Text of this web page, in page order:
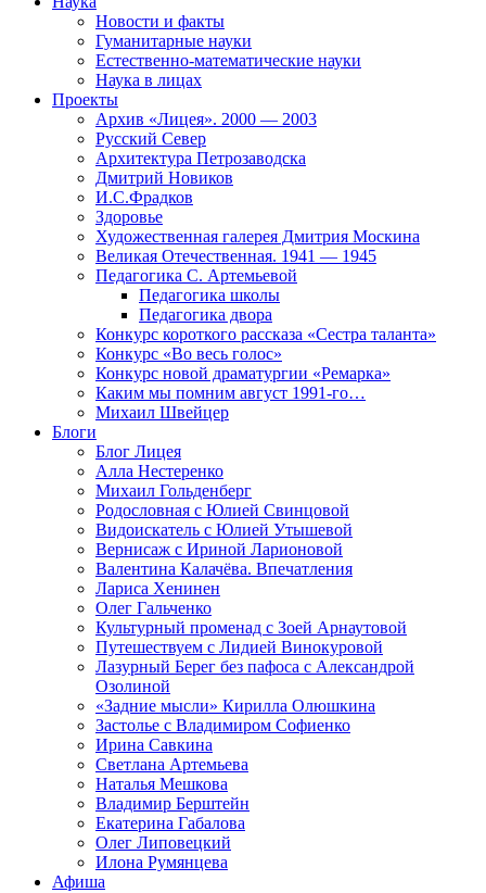
Новости и факты
Гуманитарные науки
Естественно-математические науки
Наука в лицах
Проекты
Архив «Лицея». 2000 — 2003
Русский Север
Архитектура Петрозаводска
Дмитрий Новиков
И.С.Фрадков
Здоровье
Художественная галерея Дмитрия Москина
Великая Отечественная. 1941 — 1945
Педагогика С. Артемьевой
Педагогика школы
Педагогика двора
Конкурс короткого рассказа «Сестра таланта»
Конкурс «Во весь голос»
Конкурс новой драматургии «Ремарка»
Каким мы помним август 1991-го…
Михаил Швейцер
Блоги
Блог Лицея
Алла Нестеренко
Михаил Гольденберг
Родословная с Юлией Свинцовой
Видоискатель с Юлией Утышевой
Вернисаж с Ириной Ларионовой
Валентина Калачёва. Впечатления
Лариса Хенинен
Олег Гальченко
Культурный променад с Зоей Арнаутовой
Путешествуем с Лидией Винокуровой
Лазурный Берег без пафоса с Александрой
Озолиной
«Задние мысли» Кирилла Олюшкина
Застолье с Владимиром Софиенко
Ирина Савкина
Светлана Артемьева
Наталья Мешкова
Владимир Берштейн
Екатерина Габалова
Олег Липовецкий
Илона Румянцева
Афиша